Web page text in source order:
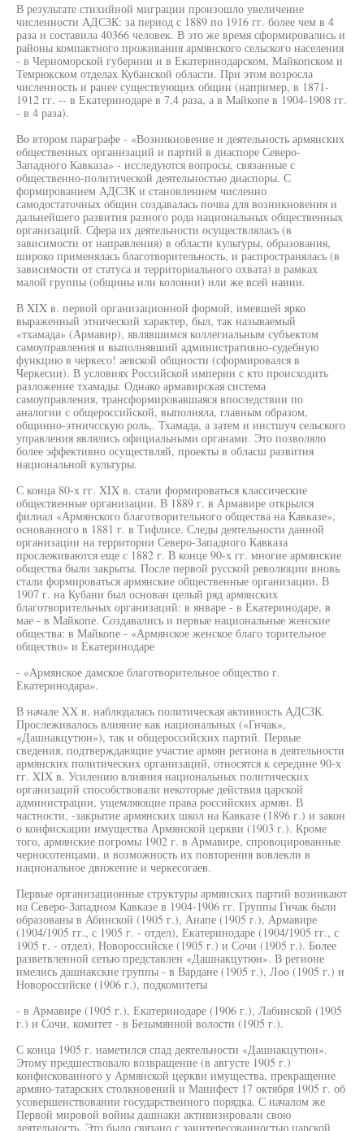
В результате стихийной миграции произошло увеличение
численности АДСЗК: за период с 1889 по 1916 гг. более чем в 4
раза и составила 40366 человек. В это же время сформировались и
районы компактного проживания армянского сельского населения
- в Черноморской губернии и в Екатеринодарском, Майкопском и
Темрюкском отделах Кубанской области. При этом возросла
численность и ранее существующих общин (например, в 1871-
1912 гг. -- в Екатеринодаре в 7,4 раза, а в Майкопе в 1904-1908 гг.
- в 4 раза).
Во втором параграфе - «Возникновение и деятельность армянских
общественных организаций и партий в диаспоре Северо-
Западного Кавказа» - исследуются вопросы, связанные с
общественно-политической деятельностью диаспоры. С
формированием АДСЗК и становлением численно
самодостаточных общин создавалась почва для возникновения и
дальнейшего развития разного рода национальных общественных
организаций. Сфера их деятельности осуществлялась (в
зависимости от направления) в области культуры, образования,
широко применялась благотворительность, и распространялась (в
зависимости от статуса и территориального охвата) в рамках
малой группы (общины или колонии) или же всей наиии.
В XIX в. первой организационной формой, имевшей ярко
выраженный этнический характер, был, так называемый
«тхамада» (Армавир), являвшимся коллегиальным субъектом
самоуправления и выполнявший административно-судебную
функцию в черкесо! аевской общности (сформировался в
Черкесии). В условиях Российской империи с кто происходить
разложение тхамады. Однако армавирская система
самоуправления, трансформировавшаяся впоследствии по
аналогии с общероссийской, выполняла, главным образом,
общинно-этничсскую роль,. Тхамада, а затем и инстшуч сельского
управления являлись официальными органами. Это позволяло
более эффективно осуществляй, проекты в обласш развития
национальной культуры.
С конца 80-х гг. XIX в. стали формироваться классические
общественные организации. В 1889 г. в Армавире открылся
филиал «Армянского благотворительного общества на Кавказе»,
основанного в 1881 г. в Тифлисе. Следы деятельности данной
организации на территории Северо-Западного Кавказа
прослеживаются еще с 1882 г. В конце 90-х гг. многие армянские
общества были закрыты. После первой русской революции вновь
стали формироваться армянские общественные организации. В
1907 г. на Кубани был основан целый ряд армянских
благотворительных организаций: в январе - в Екатеринодаре, в
мае - в Майкопе. Создавались и первые национальные женские
общества: в Майкопе - «Армянское женское благо торительное
общество» и Екатеринодаре
- «Армянское дамское благотворительное общество г.
Екатеринодара».
В начале XX в. наблюдалась политическая активность АДСЗК.
Прослеживалось влияние как национальных («Гнчак»,
«Дашнакцутюн»), так и общероссийских партий. Первые
сведения, подтверждающие участие армян региона в деятельности
армянских политических организаций, относятся к середине 90-х
гг. XIX в. Усилению влияния национальных политических
организаций способствовали некоторые действия царской
администрации, ущемляющие права российских армян. В
частности, -закрытие армянских школ на Кавказе (1896 г.) и закон
о конфискации имущества Армянской церкви (1903 г.). Кроме
того, армянские погромы 1902 г. в Армавире, спровоцированные
черносотенцами, и возможность их повторения вовлекли в
национальное движение и черкесогаев.
Первые организационные структуры армянских партий возникают
на Северо-Западном Кавказе в 1904-1906 гг. Группы Гнчак были
образованы в Абинской (1905 г.), Анапе (1905 г.), Армавире
(1904/1905 гг., с 1905 г. - отдел), Екатеринодаре (1904/1905 гг., с
1905 г. - отдел), Новороссийске (1905 г.) и Сочи (1905 г.). Более
разветвленной сетью представлен «Дашнакцутюн». В регионе
имелись дашнакские группы - в Вардане (1905 г.), Лоо (1905 г.) и
Новороссийске (1906 г.), подкомитеты
- в Армавире (1905 г.), Екатеринодаре (1906 г.), Лабинской (1905
г.) и Сочи, комитет - в Безымянной волости (1905 г.).
С конца 1905 г. наметился спад деятельности «Дашнакцутюн».
Этому предшествовало возвращение (в августе 1905 г.)
конфискованного у Армянской церкви имущества, прекращение
армяно-татарских столкновений и Манифест 17 октября 1905 г. об
усовершенствовании государственного порядка. С началом же
Первой мировой войны дашнаки активизировали свою
деятельность. Это было связано с заинтересованностью царской